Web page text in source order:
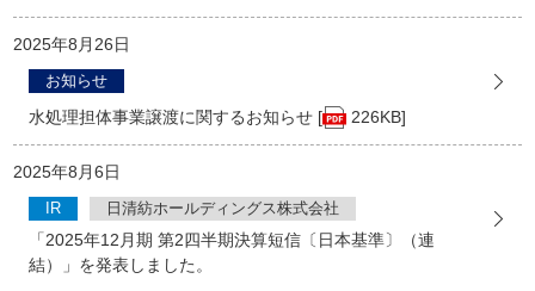
2025年8月26日
お知らせ
水処理担体事業譲渡に関するお知らせ [ 226KB]
2025年8月6日
IR 日清紡ホールディングス株式会社
「2025年12月期 第2四半期決算短信〔日本基準〕（連
結）」を発表しました。